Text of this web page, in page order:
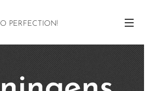
PERFECTION!